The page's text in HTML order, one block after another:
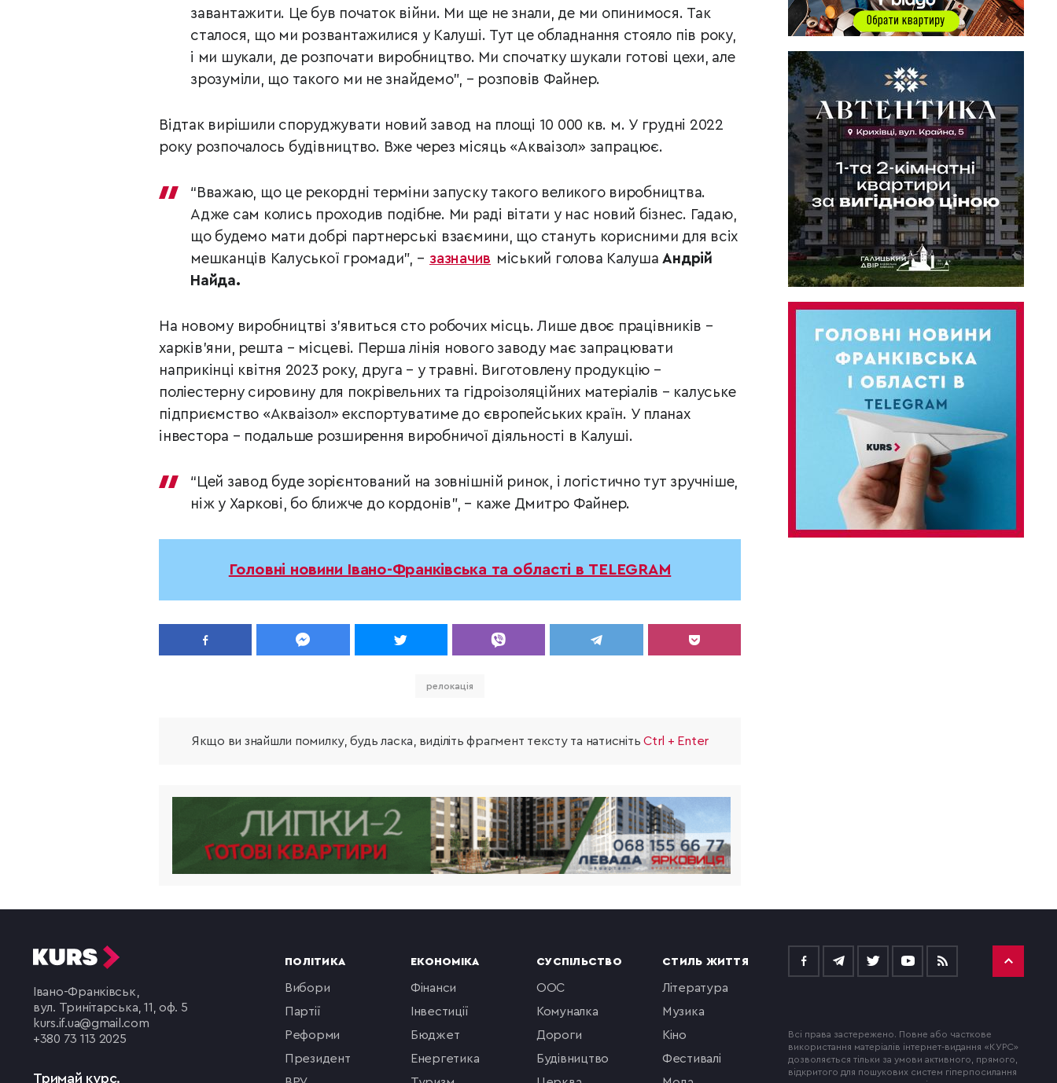
завантажити. Це був початок війни. Ми ще не знали, де ми опинимося. Так
сталося, що ми розвантажилися у Калуші. Тут це обладнання стояло пів року,
і ми шукали, де розпочати виробництво. Ми спочатку шукали готові цехи, але
зрозуміли, що такого ми не знайдемо”, – розповів Файнер.
Відтак вирішили споруджувати новий завод на площі 10 000 кв. м. У грудні 2022
року розпочалось будівництво. Вже через місяць «Акваізол» запрацює.
“Вважаю, що це рекордні терміни запуску такого великого виробництва.
Адже сам колись проходив подібне. Ми раді вітати у нас новий бізнес. Гадаю,
що будемо мати добрі партнерські взаємини, що стануть корисними для всіх
мешканців Калуської громади”, – зазначив міський голова КалушаАндрій
Найда.
На новому виробництві з’явиться сто робочих місць. Лише двоє працівників –
харків’яни, решта – місцеві. Перша лінія нового заводу має запрацювати
наприкінці квітня 2023 року, друга – у травні. Виготовлену продукцію –
поліестерну сировину для покрівельних та гідроізоляційних матеріалів – калуське
підприємство «Акваізол» експортуватиме до європейських країн. У планах
інвестора – подальше розширення виробничої діяльності в Калуші.
“Цей завод буде зорієнтований на зовнішній ринок, і логістично тут зручніше,
ніж у Харкові, бо ближче до кордонів”, – каже Дмитро Файнер.
Головні новини Івано-Франківська та області в TELEGRAM
релокація
Якщо ви знайшли помилку, будь ласка, виділіть фрагмент тексту та натиснітьCtrl + Enter
Івано-Франківськ,
вул. Тринітарська, 11, оф. 5
kurs.if.ua@gmail.com
+380 73 113 2025
Тримай курс.
ПОЛІТИКА
вибори
партії
реформи
президент
ЕКОНОМІКА
фінанси
інвестиції
бюджет
енергетика
СУСПІЛЬСТВО
ООС
комуналка
Дороги
будівництво
СТИЛЬ ЖИТТЯ
література
музика
кіно
фестивалі
Всі права застережено. Повне або часткове
використання матеріалів інтернет-видання «КУРС»
дозволяється тільки за умови активного, прямого,
відкритого для пошукових систем гіперпосилання